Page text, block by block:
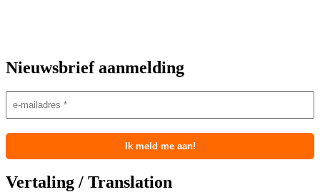
Nieuwsbrief aanmelding
Vertaling / Translation